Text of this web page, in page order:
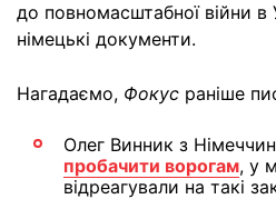
до повномасштабної війни в
німецькі документи.
Нагадаємо, Фокус раніше
Олег Винник з
пробачити ворогам, у
відреагували на такі